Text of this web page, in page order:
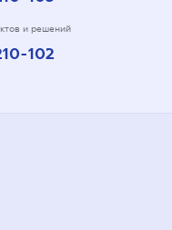
и решений
102